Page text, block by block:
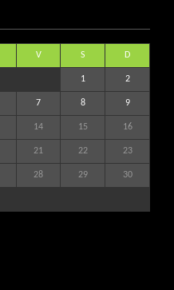
V S D
1 2
7 8 9
14 15 16
21 22 23
28 29 30